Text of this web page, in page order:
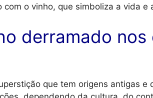
com o vinho, que simboliza a vida e
derramado nos
que tem origens antigas e